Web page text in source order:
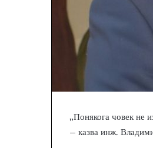
„Понякога човек не
– казва инж.